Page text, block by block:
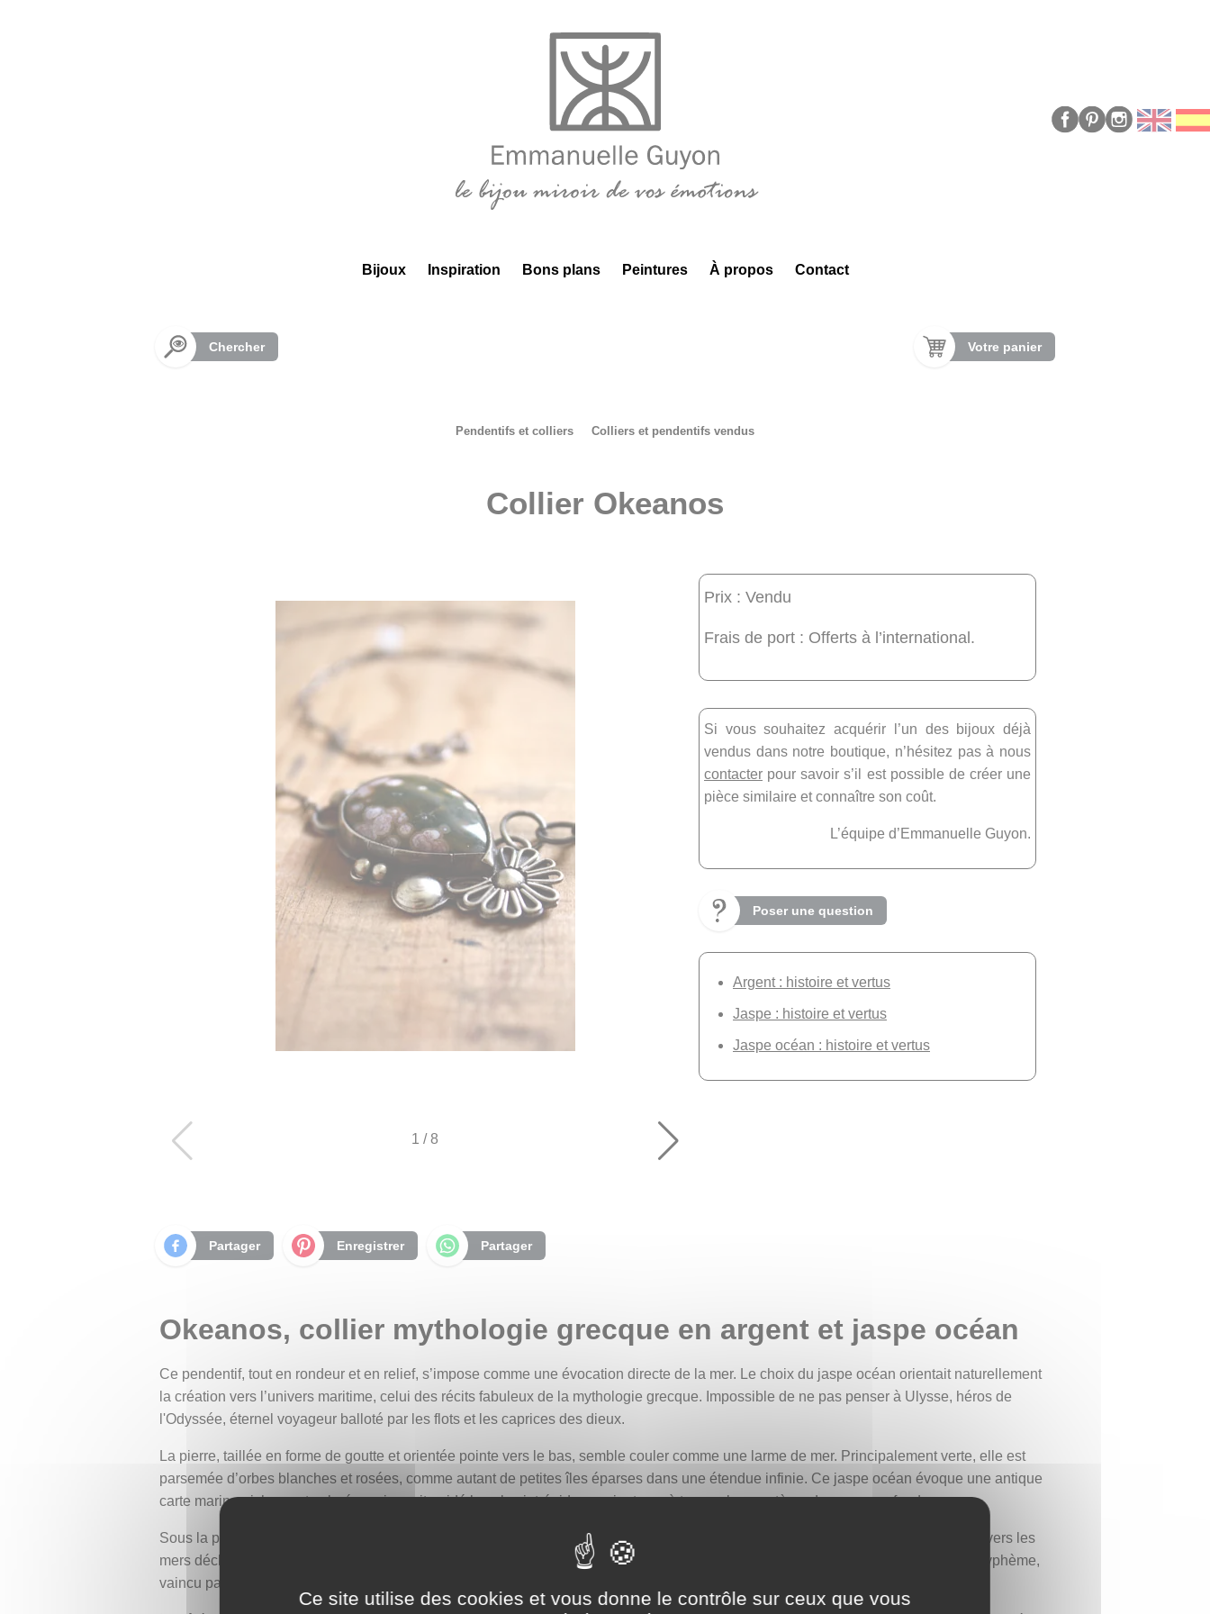
Bijoux Inspiration Bons plans Peintures À propos Contact
Chercher Votre panier
Pendentifs et colliers Colliers et pendentifs vendus
Collier Okeanos
1 /8
Prix : Vendu
Frais de port : Offerts à l’international.
Si vous souhaitez acquérir l’un des bijoux déjà
vendus dans notre boutique, n’hésitez pas à nous
contacter pour savoir s’il est possible de créer une
pièce similaire et connaître son coût.
L’équipe d’Emmanuelle Guyon.
Poser une question
Argent : histoire et vertus
Jaspe : histoire et vertus
Jaspe océan : histoire et vertus
Partager Enregistrer Partager
Okeanos, collier mythologie grecque en argent et jaspe océan
Ce pendentif, tout en rondeur et en relief, s’impose comme une évocation directe de la mer. Le choix du jaspe océan orientait naturellement
la création vers l’univers maritime, celui des récits fabuleux de la mythologie grecque. Impossible de ne pas penser à Ulysse, héros de
l'Odyssée, éternel voyageur balloté par les flots et les caprices des dieux.
La pierre, taillée en forme de goutte et orientée pointe vers le bas, semble couler comme une larme de mer. Principalement verte, elle est
parsemée d’orbes blanches et rosées, comme autant de petites îles éparses dans une étendue infinie. Ce jaspe océan évoque une antique
carte marine, richement colorée, qui aurait guidé les plus intrépides navigateurs à travers les mystères des eaux profondes.
Sous la pierre, une rose des vents en argent déploie ses pétales autour d’un dôme central. Elle rappelle les périples d'Ulysse à travers les
mers déchaînées et les épreuves imposées par les dieux. Ce disque au centre n’est pas sans évoquer l'œil unique du cyclope Polyphème,
vaincu par la ruse d'Ulysse — clin d’œil à l’ingéniosité du héros, mais aussi à sa quête d’orientation dans un monde sans repères.
Ce site utilise des cookies et vous donne le contrôle sur ceux que vous